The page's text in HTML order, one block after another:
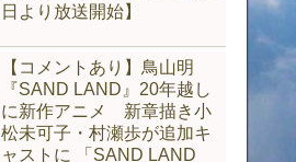
日より放送開始】
【コメントあり】鳥山明
『SAND LAND』20年越し
に新作アニメ 新章描き小
松未可子・村瀬歩が追加キ
ャストに 「SAND LAND